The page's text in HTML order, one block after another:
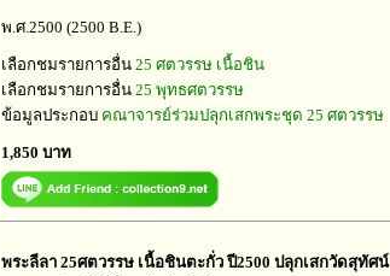
พ.ศ.2500 (2500 B.E.)
เลือกชมรายการอื่น 25 ศตวรรษ เนื้อชิน
เลือกชมรายการอื่น 25 พุทธศตวรรษ
ข้อมูลประกอบ คณาจารย์ร่วมปลุกเสกพระชุด 25 ศตวรรษ
1,850 บาท
พระลีลา 25ศตวรรษ เนื้อชินตะกั่ว ปี2500 ปลุกเสกวัดสุทัศน์